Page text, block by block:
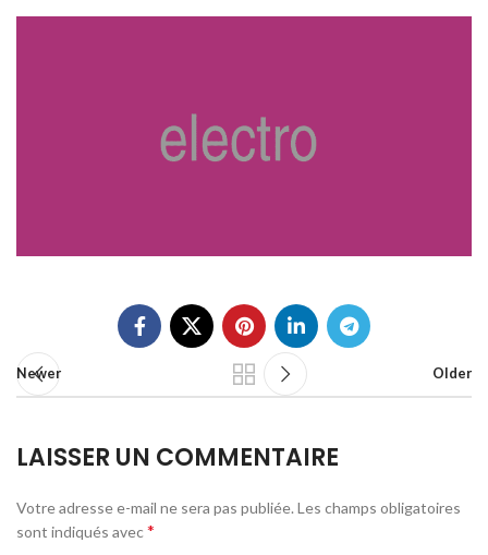
Newer Older
LAISSER UN COMMENTAIRE
Votre adresse e-mail ne sera pas publiée. Les champs obligatoires
sont indiqués avec*